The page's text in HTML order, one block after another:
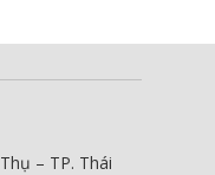
– TP. Thái